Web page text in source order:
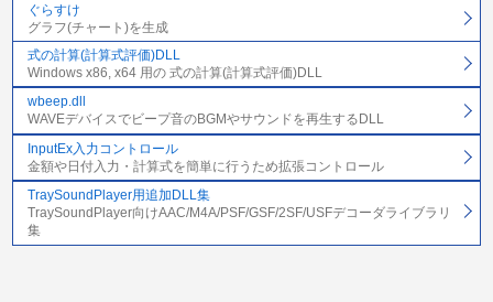
ぐらすけ
グラフ(チャート)を生成
式の計算(計算式評価)DLL
Windows x86, x64 用の 式の計算(計算式評価)DLL
wbeep.dll
WAVEデバイスでビープ音のBGMやサウンドを再生するDLL
InputEx入力コントロール
金額や日付入力・計算式を簡単に行うため拡張コントロール
TraySoundPlayer用追加DLL集
TraySoundPlayer向けAAC/M4A/PSF/GSF/2SF/USFデコーダライブラリ
集